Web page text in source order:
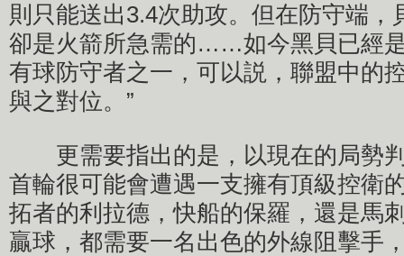
則只能送出3.4次助攻。但在防守端，
卻是火箭所急需的……如今黑貝已經
有球防守者之一，可以説，聯盟中的
與之對位。”
更需要指出的是，以現在的局勢
首輪很可能會遭遇一支擁有頂級控衛
拓者的利拉德，快船的保羅，還是馬
贏球，都需要一名出色的外線阻擊手